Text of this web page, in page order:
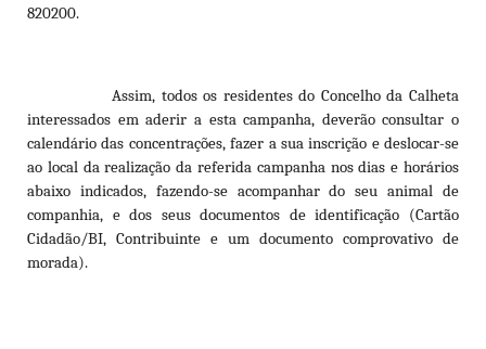
820200.
Assim, todos os residentes do Concelho da Calheta
interessados em aderir a esta campanha, deverão consultar o
calendário das concentrações, fazer a sua inscrição e deslocar-se
ao local da realização da referida campanha nos dias e horários
abaixo indicados, fazendo-se acompanhar do seu animal de
companhia, e dos seus documentos de identificação (Cartão
Cidadão/BI, Contribuinte e um documento comprovativo de
morada).